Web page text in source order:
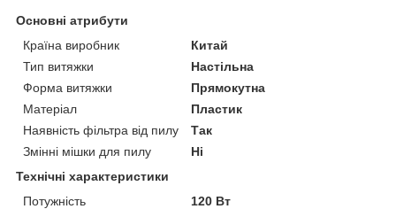
Основні атрибути
Країна виробник
Китай
Тип витяжки
Настільна
Форма витяжки
Прямокутна
Матеріал
Пластик
Наявність фільтра від пилу
Так
Змінні мішки для пилу
Ні
Технічні характеристики
Потужність
120 Вт